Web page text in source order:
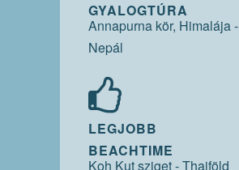
GYALOGTÚRA
Annapurna kör, Himalája -
Nepál
LEGJOBB
BEACHTIME
Koh Kut sziget - Thaiföld